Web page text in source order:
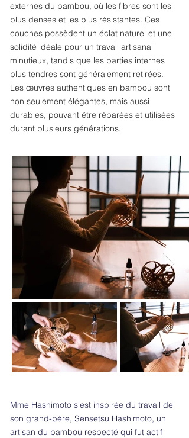
externes du bambou, où les fibres sont les
plus denses et les plus résistantes. Ces
couches possèdent un éclat naturel et une
solidité idéale pour un travail artisanal
minutieux, tandis que les parties internes
plus tendres sont généralement retirées.
Les œuvres authentiques en bambou sont
non seulement élégantes, mais aussi
durables, pouvant être réparées et utilisées
durant plusieurs générations.
Mme Hashimoto s'est inspirée du travail de
son grand-père, Sensetsu Hashimoto, un
artisan du bambou respecté qui fut actif